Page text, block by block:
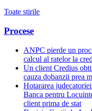
Toate stirile
Procese
ANPC pierde un
calcul al ratelor la
Un client Credius
cauza dobanzii prea
Hotararea
Banca pentru
client prima de stat